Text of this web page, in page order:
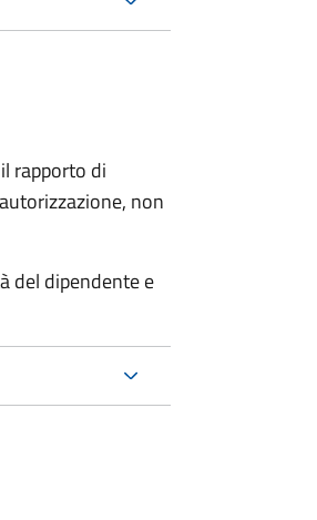
rapporto di
, non
del dipendente e